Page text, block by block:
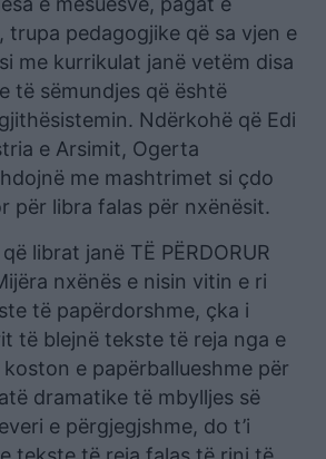
trupa pedagogjike që sa vjen e
me kurrikulat janë vetëm disa
të sëmundjes që është
Ndërkohë që Edi
e Arsimit, Ogerta
me mashtrimet si çdo
për libra falas për nxënësit.
librat janë TË PËRDORUR
nxënës e nisin vitin e ri
të papërdorshme, çka i
të blejnë tekste të reja nga e
e papërballueshme për
dramatike të mbylljes së
e përgjegjshme, do t’i